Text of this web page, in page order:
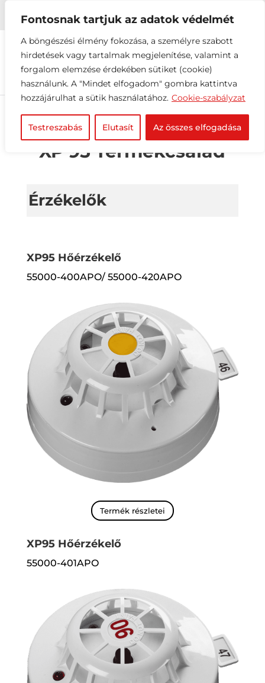
Fontosnak tartjuk az adatok védelmét
A böngészési élmény fokozása, a személyre szabott
hirdetések vagy tartalmak megjelenítése, valamint a
forgalom elemzése érdekében sütiket (cookie)
használunk. A "Mindet elfogadom" gombra kattintva
hozzájárulhat a sütik használatához. Cookie-szabályzat
Testreszabás Elutasít Az összes elfogadása
 +36 1 216 2612 info@elektrovill.hu
XP 95 Termékcsalád
Érzékelők
XP95 Hőérzékelő
55000-400APO/ 55000-420APO
Termék részletei
XP95 Hőérzékelő
55000-401APO